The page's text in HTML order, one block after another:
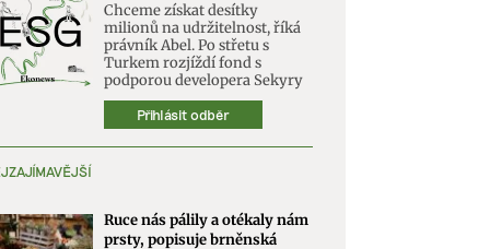
Chceme získat desítky
milionů na udržitelnost, říká
právník Abel. Po střetu s
Turkem rozjíždí fond s
podporou developera Sekyry
Přihlásit odběr
Ruce nás pálily a otékaly nám
prsty, popisuje brněnská